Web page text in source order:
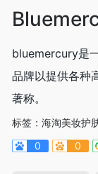
bluemercury是
品牌以提供各种
著称。
标签： 海淘美妆护
0
0